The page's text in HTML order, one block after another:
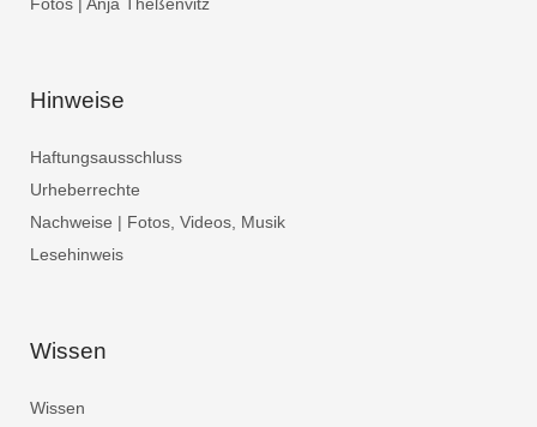
Hinweise
Haftungsausschluss
Urheberrechte
Nachweise | Fotos, Videos, Musik
Lesehinweis
Wissen
Wissen